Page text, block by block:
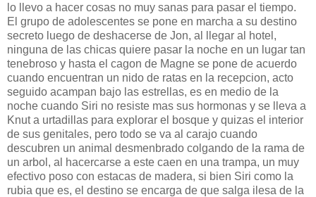
lo llevo a hacer cosas no muy sanas para pasar el tiempo.
El grupo de adolescentes se pone en marcha a su destino
secreto luego de deshacerse de Jon, al llegar al hotel,
ninguna de las chicas quiere pasar la noche en un lugar tan
tenebroso y hasta el cagon de Magne se pone de acuerdo
cuando encuentran un nido de ratas en la recepcion, acto
seguido acampan bajo las estrellas, es en medio de la
noche cuando Siri no resiste mas sus hormonas y se lleva a
Knut a urtadillas para explorar el bosque y quizas el interior
de sus genitales, pero todo se va al carajo cuando
descubren un animal desmenbrado colgando de la rama de
un arbol, al hacercarse a este caen en una trampa, un muy
efectivo poso con estacas de madera, si bien Siri como la
rubia que es, el destino se encarga de que salga ilesa de la